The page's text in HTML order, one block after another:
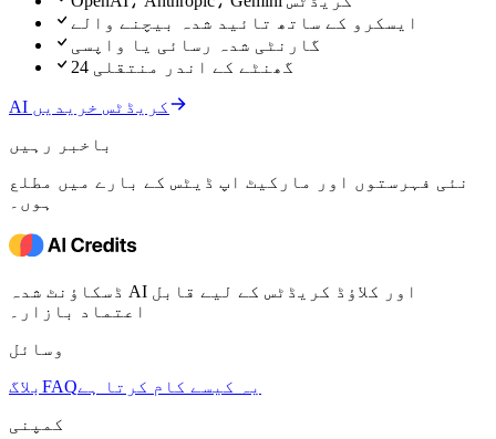
ایسکرو کے ساتھ تائید شدہ بیچنے والے
گارنٹی شدہ رسائی یا واپسی
24 گھنٹے کے اندر منتقلی
AI کریڈٹس خریدیں
باخبر رہیں
نئی فہرستوں اور مارکیٹ اپ ڈیٹس کے بارے میں مطلع
ہوں۔
ڈسکاؤنٹ شدہ AI اور کلاؤڈ کریڈٹس کے لیے قابل
اعتماد بازار۔
وسائل
بلاگ FAQیہ کیسے کام کرتا ہے
کمپنی